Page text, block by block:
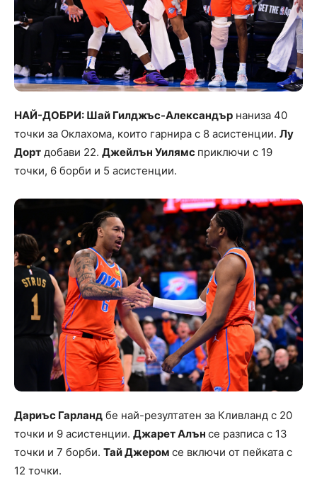
НАЙ-ДОБРИ: Шай Гилджъс-Александър наниза 40
точки за Оклахома, които гарнира с 8 асистенции. Лу
Дорт добави 22. Джейлън Уилямс приключи с 19
точки, 6 борби и 5 асистенции.
Дариъс Гарланд бе най-резултатен за Кливланд с 20
точки и 9 асистенции. Джарет Алън се разписа с 13
точки и 7 борби. Тай Джером се включи от пейката с
12 точки.